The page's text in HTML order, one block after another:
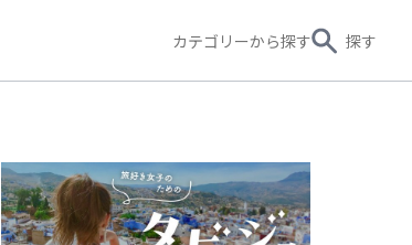
カテゴリーから探す 探す